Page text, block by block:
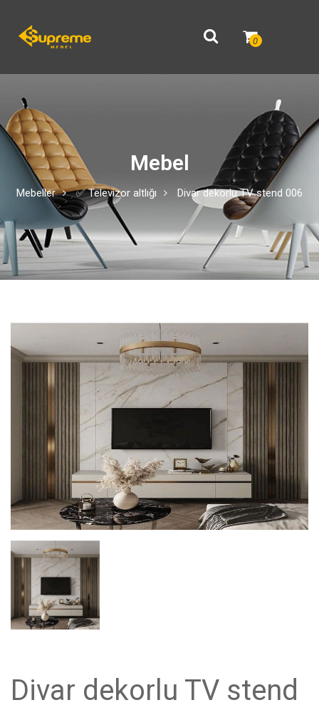
0
Mebel
Mebeller ✅ Televizor altlığı Divar dekorlu TV stend 006
Divar dekorlu TV stend